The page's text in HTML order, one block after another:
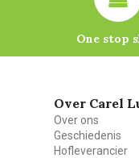
One stop
Over Carel
Over ons
Geschiedenis
Hofleverancier